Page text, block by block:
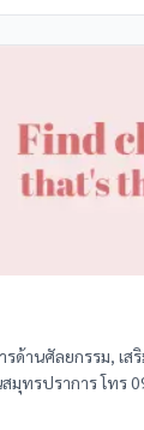
ด้านศัลยกรรม, เส
มุทรปราการ โทร